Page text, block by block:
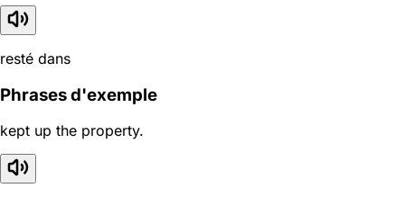
resté dans
Phrases d'exemple
kept up the property.